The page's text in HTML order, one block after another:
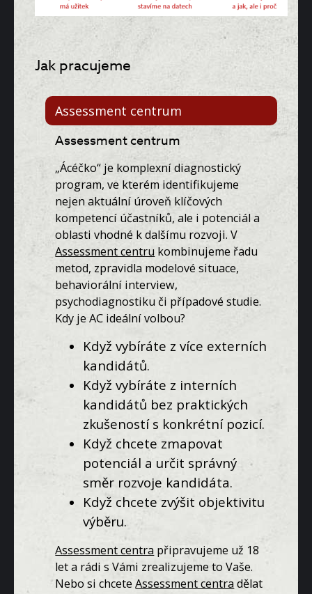
Jak pracujeme
Assessment centrum
Assessment centrum
„Ácéčko“ je komplexní diagnostický
program, ve kterém identifikujeme
nejen aktuální úroveň klíčových
kompetencí účastníků, ale i potenciál a
oblasti vhodné k dalšímu rozvoji. V
Assessment centru kombinujeme řadu
metod, zpravidla modelové situace,
behaviorální interview,
psychodiagnostiku či případové studie.
Kdy je AC ideální volbou?
Když vybíráte z více externích
kandidátů.
Když vybíráte z interních
kandidátů bez praktických
zkušeností s konkrétní pozicí.
Když chcete zmapovat
potenciál a určit správný
směr rozvoje kandidáta.
Když chcete zvýšit objektivitu
výběru.
Assessment centra připravujeme už 18
let a rádi s Vámi zrealizujeme to Vaše.
Nebo si chceteAssessment centra dělat